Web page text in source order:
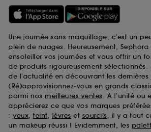
Une journée sans maquillage, c’est un
plein de nuages. Heureusement,
ensoleiller vos journées et vous offrir un
de produits rigoureusement sélectionnés.
de l’actualité en découvrant les dernières
(Ré)approvisionnez-vous en grands
parmi nos meilleures ventes. A l’unité ou
apprécierez ce que vos marques
: yeux, teint, lèvres et sourcils, il y a tout
un makeup réussi ! Evidemment, les